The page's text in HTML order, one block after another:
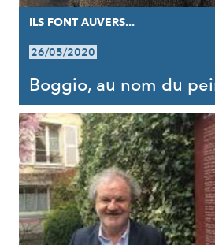
ILS FONT AUVERS...
26/05/2020
Boggio, au nom du